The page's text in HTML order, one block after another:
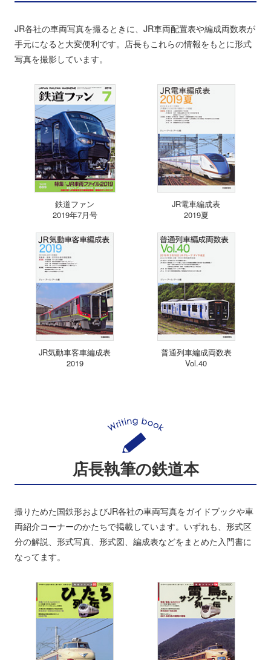
JR各社の車両写真を撮るときに、JR車両配置表や編成両数表が
手元になると大変便利です。店長もこれらの情報をもとに形式
写真を撮影しています。
鉄道ファン
2019年7月号
JR電車編成表
2019夏
JR気動車客車編成表
2019
普通列車編成両数表
Vol.40
店長執筆の鉄道本
撮りためた国鉄形およびJR各社の車両写真をガイドブックや車
両紹介コーナーのかたちで掲載しています。いずれも、形式区
分の解説、形式写真、形式図、編成表などをまとめた入門書に
なってます。